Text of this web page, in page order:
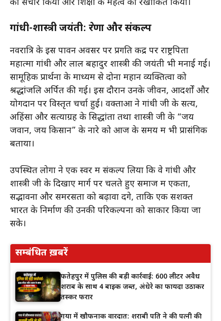
का संचार किया और शिक्षा के महत्व को रेखांकित किया।
गांधी-शास्त्री जयंती: प्रेरणा और संकल्प
नवरात्रि के इस पावन अवसर पर प्रगति केंद्र पर राष्ट्रपिता
महात्मा गांधी और लाल बहादुर शास्त्री की जयंती भी मनाई गई।
सामूहिक प्रार्थना के माध्यम से दोनों महान व्यक्तित्वों को
श्रद्धांजलि अर्पित की गई। इस दौरान उनके जीवन, आदर्शों और
योगदान पर विस्तृत चर्चा हुई। वक्ताओं ने गांधी जी के सत्य,
अहिंसा और सत्याग्रह के सिद्धांतों तथा शास्त्री जी के “जय
जवान, जय किसान” के नारे को आज के समय में भी प्रासंगिक
बताया।
उपस्थित लोगों ने एक स्वर में संकल्प लिया कि वे गांधी और
शास्त्री जी के दिखाए मार्ग पर चलते हुए समाज में एकता,
सद्भावना और समरसता को बढ़ावा देंगे, ताकि एक सशक्त
भारत के निर्माण की उनकी परिकल्पना को साकार किया जा
सके।
सम्बंधित ख़बरें
फतेहपुर में पुलिस की बड़ी कार्रवाई: 600 लीटर अवैध
शराब के साथ 4 बाइक जब्त, अंधेरे का फायदा उठाकर
तस्कर फरार
गया में खौफनाक वारदात: शराबी पति ने की पत्नी की